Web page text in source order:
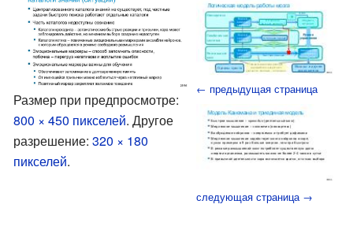
Размер при предпросмотре:
800 × 450 пикселей. Другое
разрешение: 320 × 180
пикселей.
← предыдущая страница
следующая страница →